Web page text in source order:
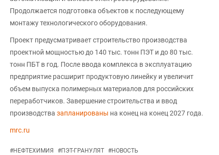
Продолжается подготовка объектов к последующему
монтажу технологического оборудования.
Проект предусматривает строительство производства
проектной мощностью до 140 тыс. тонн ПЭТ и до 80 тыс.
тонн ПБТ в год. После ввода комплекса в эксплуатацию
предприятие расширит продуктовую линейку и увеличит
объем выпуска полимерных материалов для российских
переработчиков. Завершение строительства и ввод
производства запланированы на конец на конец 2027 года.
mrc.ru
#НЕФТЕХИМИЯ #ПЭТ-ГРАНУЛЯТ #НОВОСТЬ